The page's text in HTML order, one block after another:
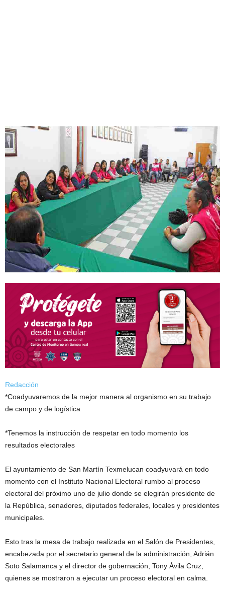
Redacción
*Coadyuvaremos de la mejor manera al organismo en su trabajo
de campo y de logística
*Tenemos la instrucción de respetar en todo momento los
resultados electorales
El ayuntamiento de San Martín Texmelucan coadyuvará en todo
momento con el Instituto Nacional Electoral rumbo al proceso
electoral del próximo uno de julio donde se elegirán presidente de
la República, senadores, diputados federales, locales y presidentes
municipales.
Esto tras la mesa de trabajo realizada en el Salón de Presidentes,
encabezada por el secretario general de la administración, Adrián
Soto Salamanca y el director de gobernación, Tony Ávila Cruz,
quienes se mostraron a ejecutar un proceso electoral en calma.